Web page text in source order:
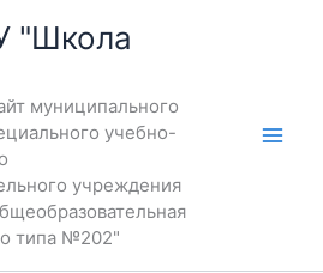
"Школа
муниципального
учебно-
учреждения
типа №202"